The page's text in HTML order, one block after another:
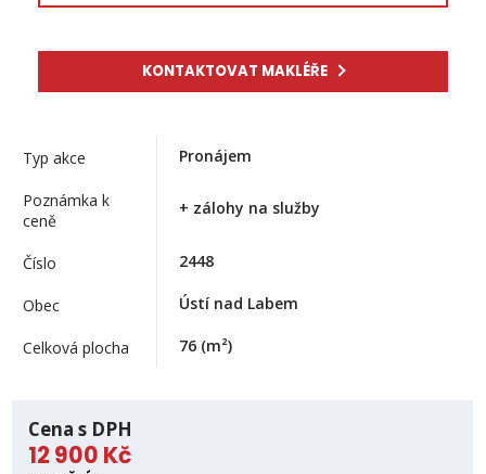
KONTAKTOVAT MAKLÉŘE
Typ akce Pronájem
Poznámka k
ceně
+ zálohy na služby
Číslo 2448
Obec Ústí nad Labem
Celková plocha 76 (m²)
Cena s DPH
12 900 Kč